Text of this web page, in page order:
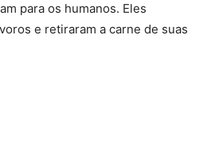
para os humanos. Eles
e retiraram a carne de suas